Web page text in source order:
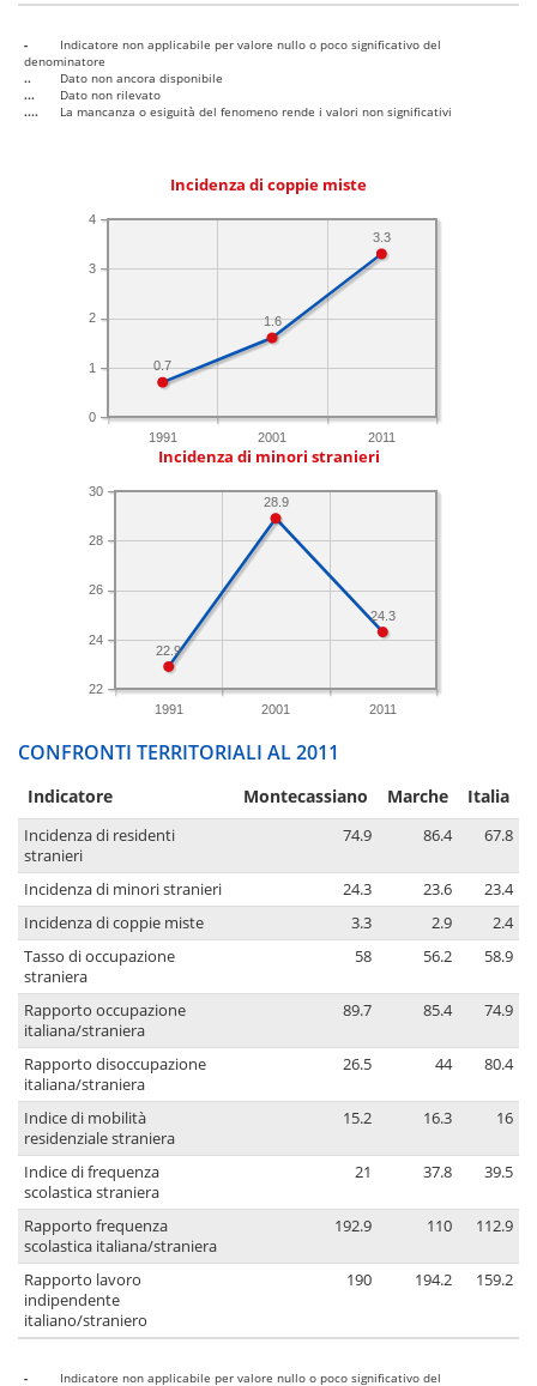
-
Indicatore non applicabile per valore nullo o poco significativo del
denominatore
..
Dato non ancora disponibile
...
Dato non rilevato
....
La mancanza o esiguità del fenomeno rende i valori non significativi
Incidenza di coppie miste
1991 2001 2011
0
1
2
3
4
3.3
1.6
0.7
Incidenza di minori stranieri
1991 2001 2011
22
24
26
28
30
24.3
28.9
22.9
CONFRONTI TERRITORIALI AL 2011
Indicatore Montecassiano Marche Italia
Incidenza di residenti
stranieri
74.9 86.4 67.8
Incidenza di minori stranieri 24.3 23.6
23.4
Incidenza di coppie miste
3.3 2.9
2.4
Tasso di occupazione
straniera
58 56.2 58.9
Rapporto occupazione
italiana/straniera
89.7 85.4 74.9
Rapporto disoccupazione
italiana/straniera
26.5 44 80.4
Indice di mobilità
residenziale straniera
15.2 16.3 16
Indice di frequenza
scolastica straniera
21 37.8 39.5
Rapporto frequenza
scolastica italiana/straniera
192.9 110 112.9
Rapporto lavoro
indipendente
italiano/straniero
190 194.2 159.2
- Indicatore non applicabile per valore nullo o poco significativo del